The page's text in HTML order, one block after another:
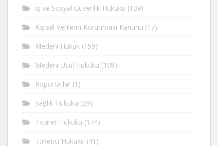
İş ve Sosyal Güvenlik Hukuku (139)
Kişisel Verilerin Korunması Kanunu (17)
Medeni Hukuk (159)
Medeni Usul Hukuku (108)
Röportajlar (1)
Sağlık Hukuku (29)
Ticaret Hukuku (174)
Tüketici Hukuku (41)